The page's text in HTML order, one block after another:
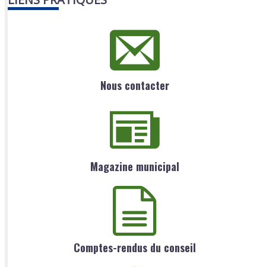
Nous contacter
Magazine municipal
Comptes-rendus du conseil